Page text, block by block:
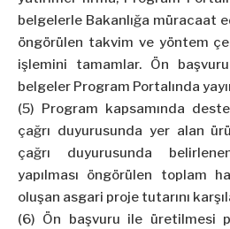
belgelerle Bakanlığa müracaat
öngörülen takvim ve yöntem
işlemini tamamlar. Ön
belgeler Program Portalında
(5) Program kapsamında
çağrı duyurusunda yer alan
çağrı duyurusunda
yapılması öngörülen toplam
oluşan asgari proje tutarını
(6) Ön başvuru ile üretilmesi